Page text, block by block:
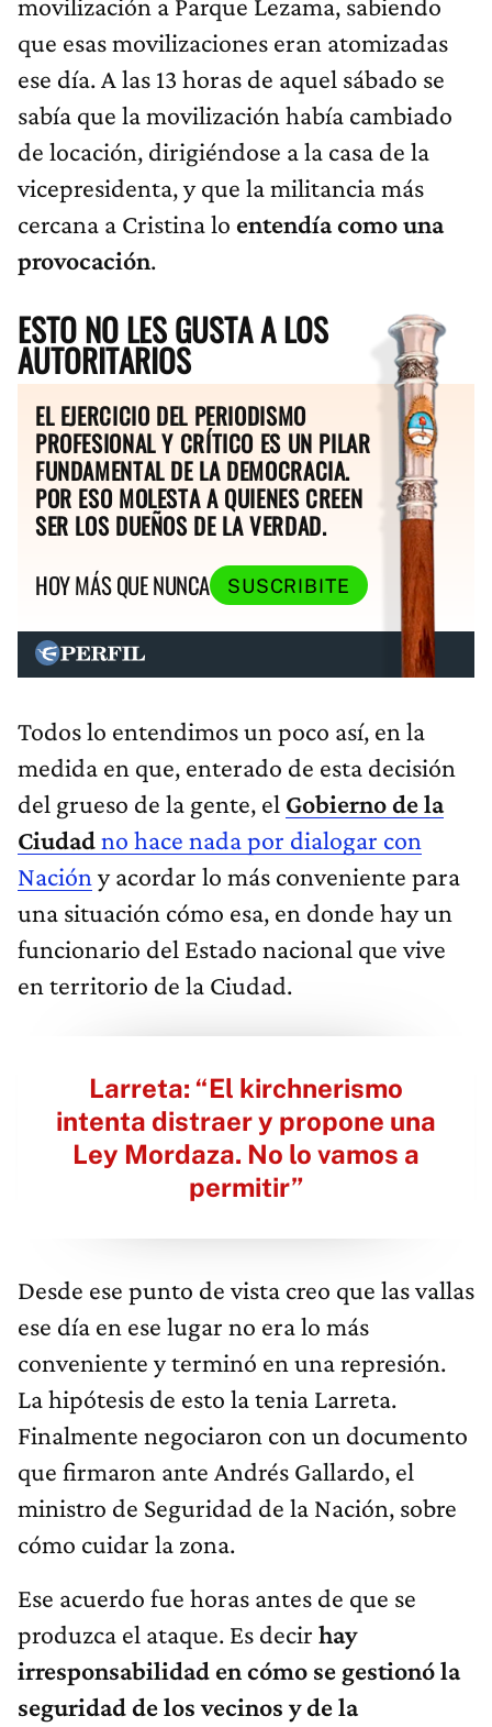
movilización a Parque Lezama, sabiendo
que esas movilizaciones eran atomizadas
ese día. A las 13 horas de aquel sábado se
sabía que la movilización había cambiado
de locación, dirigiéndose a la casa de la
vicepresidenta, y que la militancia más
cercana a Cristina lo entendía como una
provocación.
ESTO NO LES GUSTA A LOS
AUTORITARIOS
EL EJERCICIO DEL PERIODISMO
PROFESIONAL Y CRÍTICO ES UN PILAR
FUNDAMENTAL DE LA DEMOCRACIA.
POR ESO MOLESTA A QUIENES CREEN
SER LOS DUEÑOS DE LA VERDAD.
HOY MÁS QUE NUNCA
SUSCRIBITE
Todos lo entendimos un poco así, en la
medida en que, enterado de esta decisión
del grueso de la gente, el Gobierno de la
Ciudadno hace nada por dialogar con
Nación y acordar lo más conveniente para
una situación cómo esa, en donde hay un
funcionario del Estado nacional que vive
en territorio de la Ciudad.
Larreta: “El kirchnerismo
intenta distraer y propone una
Ley Mordaza. No lo vamos a
permitir”
Desde ese punto de vista creo que las vallas
ese día en ese lugar no era lo más
conveniente y terminó en una represión.
La hipótesis de esto la tenia Larreta.
Finalmente negociaron con un documento
que firmaron ante Andrés Gallardo, el
ministro de Seguridad de la Nación, sobre
cómo cuidar la zona.
Ese acuerdo fue horas antes de que se
produzca el ataque. Es decir hay
irresponsabilidad en cómo se gestionó la
seguridad de los vecinos y de la